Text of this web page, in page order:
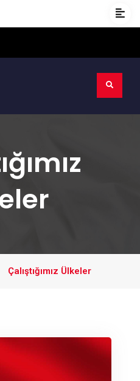
Çalıştığımız Ülkeler